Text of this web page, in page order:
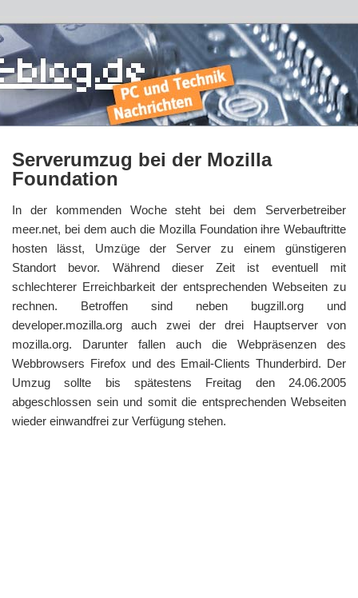
Serverumzug bei der Mozilla
Foundation
In der kommenden Woche steht bei dem Serverbetreiber
meer.net, bei dem auch die Mozilla Foundation ihre Webauftritte
hosten lässt, Umzüge der Server zu einem günstigeren
Standort bevor. Während dieser Zeit ist eventuell mit
schlechterer Erreichbarkeit der entsprechenden Webseiten zu
rechnen. Betroffen sind neben bugzill.org und
developer.mozilla.org auch zwei der drei Hauptserver von
mozilla.org. Darunter fallen auch die Webpräsenzen des
Webbrowsers Firefox und des Email-Clients Thunderbird. Der
Umzug sollte bis spätestens Freitag den 24.06.2005
abgeschlossen sein und somit die entsprechenden Webseiten
wieder einwandfrei zur Verfügung stehen.